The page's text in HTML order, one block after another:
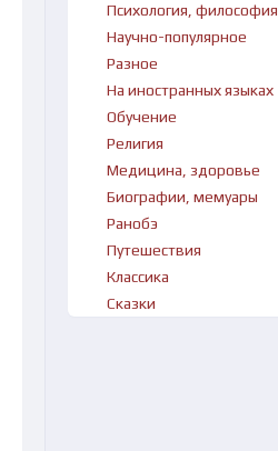
Психология, философия
Научно-популярное
Разное
На иностранных языках
Обучение
Религия
Медицина, здоровье
Биографии, мемуары
Ранобэ
Путешествия
Классика
Сказки